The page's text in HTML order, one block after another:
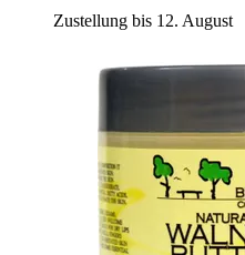
Zustellung bis 12. August